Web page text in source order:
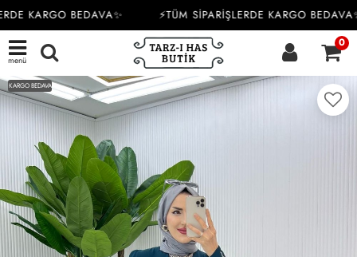
KARGO BEDAVA✨ ⚡TÜM SİPARİŞLERDE KARGO BEDAVA✨
menü
0
KARGO BEDAVA